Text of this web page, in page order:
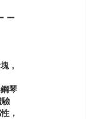
ー
，
琴
驗
，